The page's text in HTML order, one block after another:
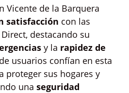
Vicente de la Barquera
satisfacción con las
destacando su
y la rapidez de
usuarios confían en esta
proteger sus hogares y
una seguridad